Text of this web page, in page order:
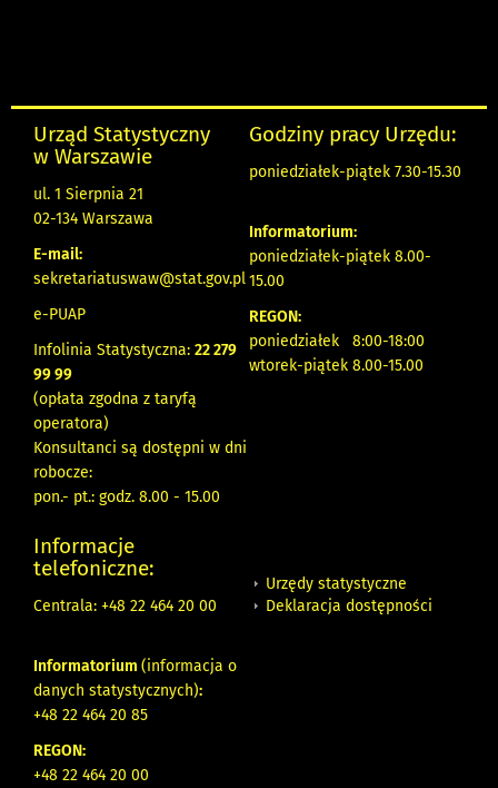
Urząd Statystyczny
w Warszawie
ul. 1 Sierpnia 21
02-134 Warszawa
E-mail:
sekretariatuswaw@stat.gov.pl
e-PUAP
Infolinia Statystyczna: 22 279
99 99
(opłata zgodna z taryfą
operatora)
Konsultanci są dostępni w dni
robocze:
pon.- pt.: godz. 8.00 - 15.00
Godziny pracy Urzędu:
poniedziałek-piątek 7.30-15.30
Informatorium:
poniedziałek-piątek 8.00-
15.00
REGON:
poniedziałek 8:00-18:00
wtorek-piątek 8.00-15.00
Informacje
telefoniczne:
Centrala: +48 22 464 20 00
Informatorium (informacja o
danych statystycznych):
+48 22 464 20 85
REGON:
+48 22 464 20 00
Urzędy statystyczne
Deklaracja dostępności